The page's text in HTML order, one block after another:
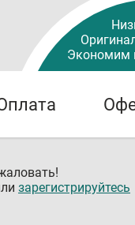
Экономим
зарегистрируйтесь